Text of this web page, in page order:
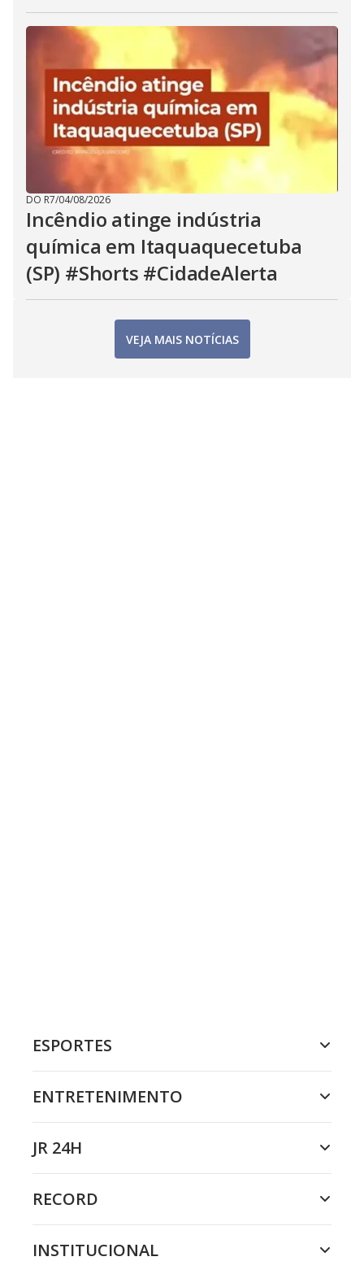
DO R7/04/08/2026
Incêndio atinge indústria
química em Itaquaquecetuba
(SP) #Shorts #CidadeAlerta
VEJA MAIS NOTÍCIAS
ESPORTES
ENTRETENIMENTO
JR 24H
RECORD
INSTITUCIONAL